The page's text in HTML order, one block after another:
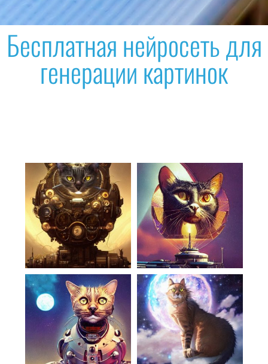
Бесплатная нейросеть для
генерации картинок